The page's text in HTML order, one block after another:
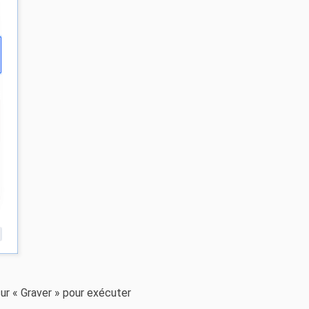
« Graver » pour exécuter